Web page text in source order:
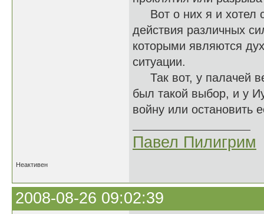
Вот о них я и хотел
действия различных
которыми являются
ситуации.
Так вот, у палачей
был такой выбор, и у
войну или остановить
Павел Пилигрим
Неактивен
2008-08-26 09:02:39